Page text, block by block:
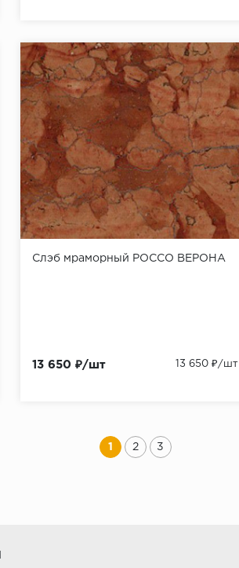
Слэб мраморный РОССО ВЕРОНА
13 650 ₽/шт 13 650 ₽/шт
1 2 3